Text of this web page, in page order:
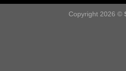
Copyright 2026 ©